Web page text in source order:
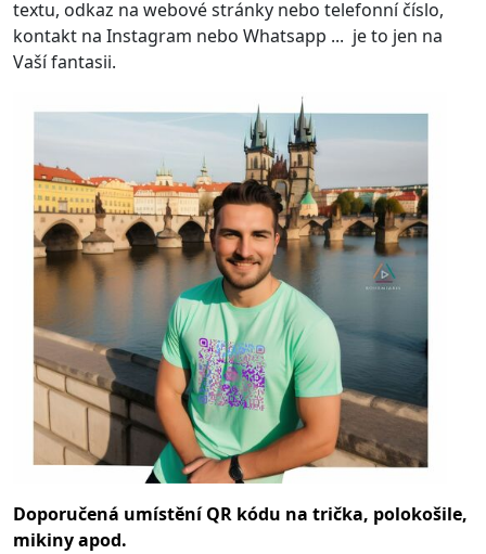
textu, odkaz na webové stránky nebo telefonní číslo,
kontakt na Instagram nebo Whatsapp ... je to jen na
Vaší fantasii.
Doporučená umístění QR kódu na trička, polokošile,
mikiny apod.